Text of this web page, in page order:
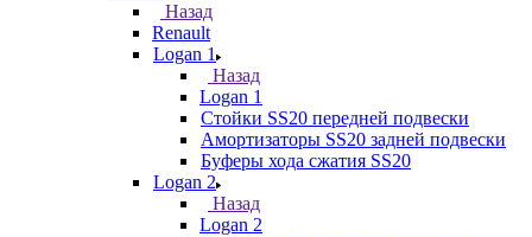
Назад
Renault
Logan 1
Назад
Logan 1
Стойки SS20 передней подвески
Амортизаторы SS20 задней подвески
Буферы хода сжатия SS20
Logan 2
Назад
Logan 2